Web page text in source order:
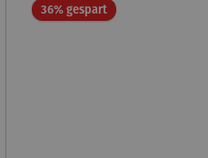
36% gespartRabatt